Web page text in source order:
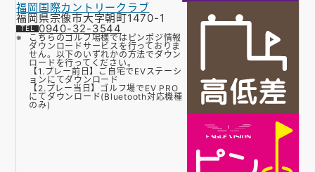
福岡国際カントリークラブ
福岡県宗像市大字朝町1470-1
0940-32-3544
こちらのゴルフ場様ではピンポジ情報
ダウンロードサービスを行っておりま
せん。以下のいずれかの方法でダウン
ロードを行ってください。
【1.プレー前日】ご自宅でEVステーシ
ョンにてダウンロード
【2.プレー当日】ゴルフ場でEV PRO
にてダウンロード(Bluetooth対応機種
のみ)